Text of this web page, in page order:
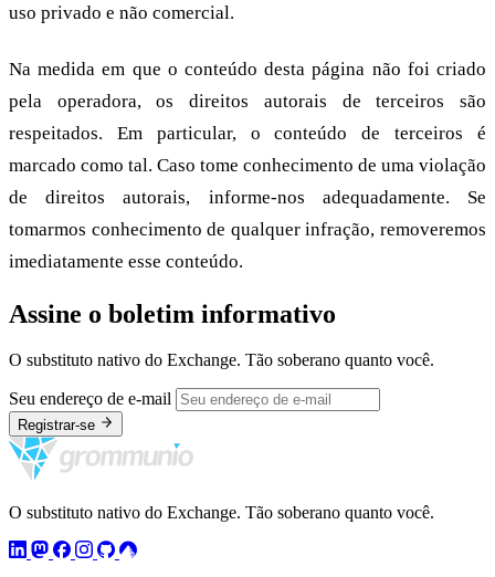
uso privado e não comercial.
Na medida em que o conteúdo desta página não foi criado
pela operadora, os direitos autorais de terceiros são
respeitados. Em particular, o conteúdo de terceiros é
marcado como tal. Caso tome conhecimento de uma violação
de direitos autorais, informe-nos adequadamente. Se
tomarmos conhecimento de qualquer infração, removeremos
imediatamente esse conteúdo.
Assine o boletim informativo
O substituto nativo do Exchange. Tão soberano quanto você.
Seu endereço de e-mail
Registrar-se
O substituto nativo do Exchange. Tão soberano quanto você.